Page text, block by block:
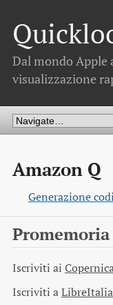
Dal mondo Apple
visualizzazione
Amazon Q
Generazione
Promemoria
Iscriviti ai
Iscriviti aLibreItalia